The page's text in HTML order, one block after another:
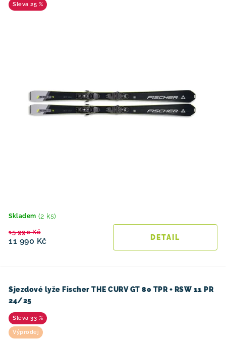
25 %
Skladem (2 ks)
11 990 Kč
15 990 Kč
Sjezdové lyže Fischer THE CURV GT 80 TPR + RSW 11 PR
24/25
33 %
Výprodej